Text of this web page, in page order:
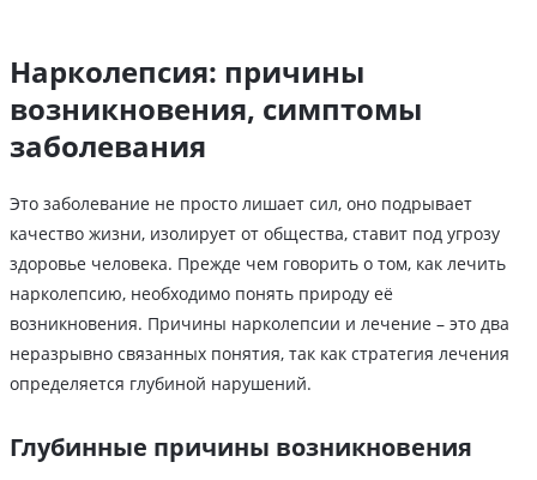
Нарколепсия: причины
возникновения, симптомы
заболевания
Это заболевание не просто лишает сил, оно подрывает
качество жизни, изолирует от общества, ставит под угрозу
здоровье человека. Прежде чем говорить о том, как лечить
нарколепсию, необходимо понять природу её
возникновения. Причины нарколепсии и лечение – это два
неразрывно связанных понятия, так как стратегия лечения
определяется глубиной нарушений.
Глубинные причины возникновения